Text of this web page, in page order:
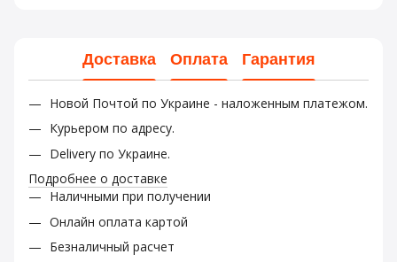
Доставка Оплата Гарантия
Новой Почтой по Украине - наложенным платежом.
Курьером по адресу.
Delivery по Украине.
Подробнее о доставке
Наличными при получении
Онлайн оплата картой
Безналичный расчет